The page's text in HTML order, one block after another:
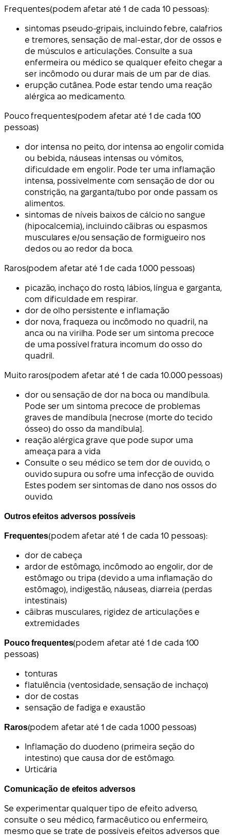
Frequentes(podem afetar até 1 de cada 10 pessoas):
sintomas pseudo-gripais, incluindo febre, calafrios
e tremores, sensação de mal-estar, dor de ossos e
de músculos e articulações. Consulte a sua
enfermeira ou médico se qualquer efeito chegar a
ser incômodo ou durar mais de um par de dias.
erupção cutânea. Pode estar tendo uma reação
alérgica ao medicamento.
Pouco frequentes(podem afetar até 1 de cada 100
pessoas)
dor intensa no peito, dor intensa ao engolir comida
ou bebida, náuseas intensas ou vómitos,
dificuldade em engolir. Pode ter uma inflamação
intensa, possivelmente com sensação de dor ou
constrição, na garganta/tubo por onde passam os
alimentos.
sintomas de níveis baixos de cálcio no sangue
(hipocalcemia), incluindo cãibras ou espasmos
musculares e/ou sensação de formigueiro nos
dedos ou ao redor da boca.
Raros(podem afetar até 1 de cada 1.000 pessoas)
picazão, inchaço do rosto, lábios, língua e garganta,
com dificuldade em respirar.
dor de olho persistente e inflamação
dor nova, fraqueza ou incômodo no quadril, na
anca ou na virilha. Pode ser um sintoma precoce
de uma possível fratura incomum do osso do
quadril.
Muito raros(podem afetar até 1 de cada 10.000 pessoas)
dor ou sensação de dor na boca ou mandíbula.
Pode ser um sintoma precoce de problemas
graves de mandíbula [necrose (morte do tecido
ósseo) do osso da mandíbula].
reação alérgica grave que pode supor uma
ameaça para a vida
Consulte o seu médico se tem dor de ouvido, o
ouvido supura ou sofre uma infecção de ouvido.
Estes podem ser sintomas de dano nos ossos do
ouvido.
Outros efeitos adversos possíveis
Frequentes(podem afetar até 1 de cada 10 pessoas):
dor de cabeça
ardor de estômago, incômodo ao engolir, dor de
estômago ou tripa (devido a uma inflamação do
estômago), indigestão, náuseas, diarreia (perdas
intestinais)
cãibras musculares, rigidez de articulações e
extremidades
Pouco frequentes(podem afetar até 1 de cada 100
pessoas)
tonturas
flatulência (ventosidade, sensação de inchaço)
dor de costas
sensação de fadiga e exaustão
Raros(podem afetar até 1 de cada 1.000 pessoas)
Inflamação do duodeno (primeira seção do
intestino) que causa dor de estômago.
Urticária
Comunicação de efeitos adversos
Se experimentar qualquer tipo de efeito adverso,
consulte o seu médico, farmacêutico ou enfermeiro,
mesmo que se trate de possíveis efeitos adversos que